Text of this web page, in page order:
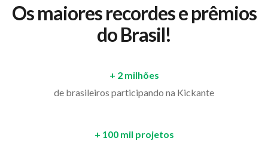
Os maiores recordes e prêmios
do Brasil!
+ 2 milhões
de brasileiros participando na Kickante
+ 100 mil projetos